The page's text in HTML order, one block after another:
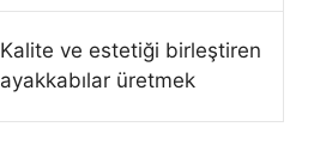
Kalite ve estetiği birleştiren
ayakkabılar üretmek